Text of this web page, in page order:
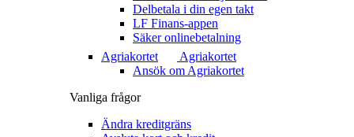
Delbetala i din egen takt
LF Finans-appen
Säker onlinebetalning
Agriakortet
Agriakortet
Ansök om Agriakortet
Vanliga frågor
Ändra kreditgräns